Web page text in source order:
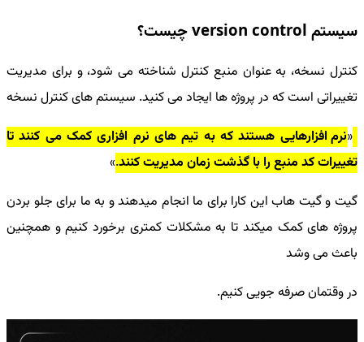
سیستم version control چیست؟
کنترل نسخه، به عنوان منبع کنترل شناخته می شود، و برای مدیریت
تغییراتی است که در پروژه ها ایجاد می کنید. سیستم های کنترل نسخه
نرم افزارهایی هستند که به تیم های نرم افزاری کمک می کنند تا
تغییرات کد منبع را با گذشت زمان مدیریت کنند.
گیت و گیت هاب این کارا برای ما انجام میدهند و به ما برای جلو بردن
پروژه های کمک میکند تا به مشکلات کمتری برخورد کنیم و همچنین
باعث می وشد
در وقتمان صرفه جویی کنیم.